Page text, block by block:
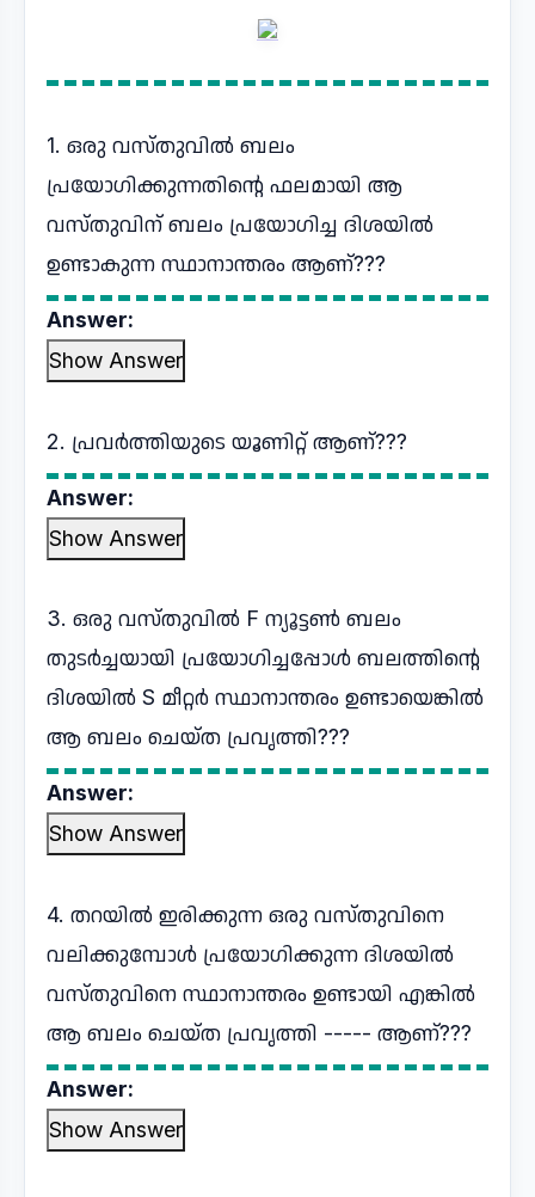
1. ഒരു വസ്തുവിൽ ബലം
പ്രയോഗിക്കുന്നതിന്റെ ഫലമായി ആ
വസ്തുവിന് ബലം പ്രയോഗിച്ച ദിശയിൽ
ഉണ്ടാകുന്ന സ്ഥാനാന്തരം ആണ്???
Answer:
Show Answer
2. പ്രവർത്തിയുടെ യൂണിറ്റ് ആണ്???
Answer:
Show Answer
3. ഒരു വസ്തുവിൽ F ന്യൂട്ടൺ ബലം
തുടർച്ചയായി പ്രയോഗിച്ചപ്പോൾ ബലത്തിന്റെ
ദിശയിൽ S മീറ്റർ സ്ഥാനാന്തരം ഉണ്ടായെങ്കിൽ
ആ ബലം ചെയ്ത പ്രവൃത്തി???
Answer:
Show Answer
4. തറയിൽ ഇരിക്കുന്ന ഒരു വസ്തുവിനെ
വലിക്കുമ്പോൾ പ്രയോഗിക്കുന്ന ദിശയിൽ
വസ്തുവിനെ സ്ഥാനാന്തരം ഉണ്ടായി എങ്കിൽ
ആ ബലം ചെയ്ത പ്രവൃത്തി ----- ആണ്???
Answer:
Show Answer